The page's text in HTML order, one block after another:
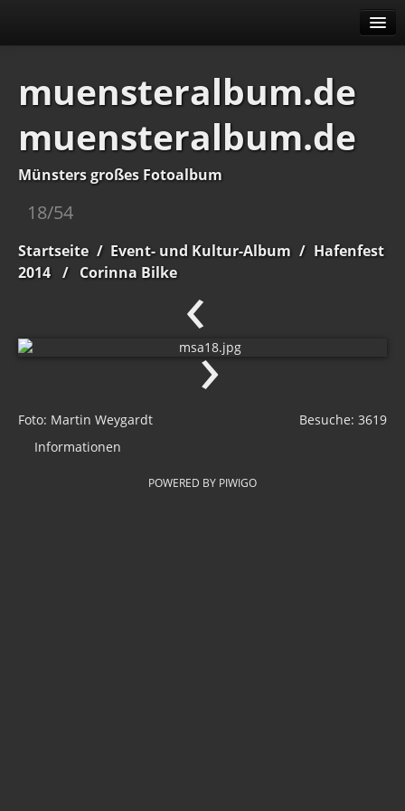
Erweitert
Impressum
Datenschutz
muensteralbum.de
muensteralbum.de
Münsters großes Fotoalbum
18/54
Startseite / Event- und Kultur-Album / Hafenfest
2014 / Corinna Bilke ‹
›
Foto: Martin Weygardt
Besuche: 3619
Informationen
POWERED BY PIWIGO